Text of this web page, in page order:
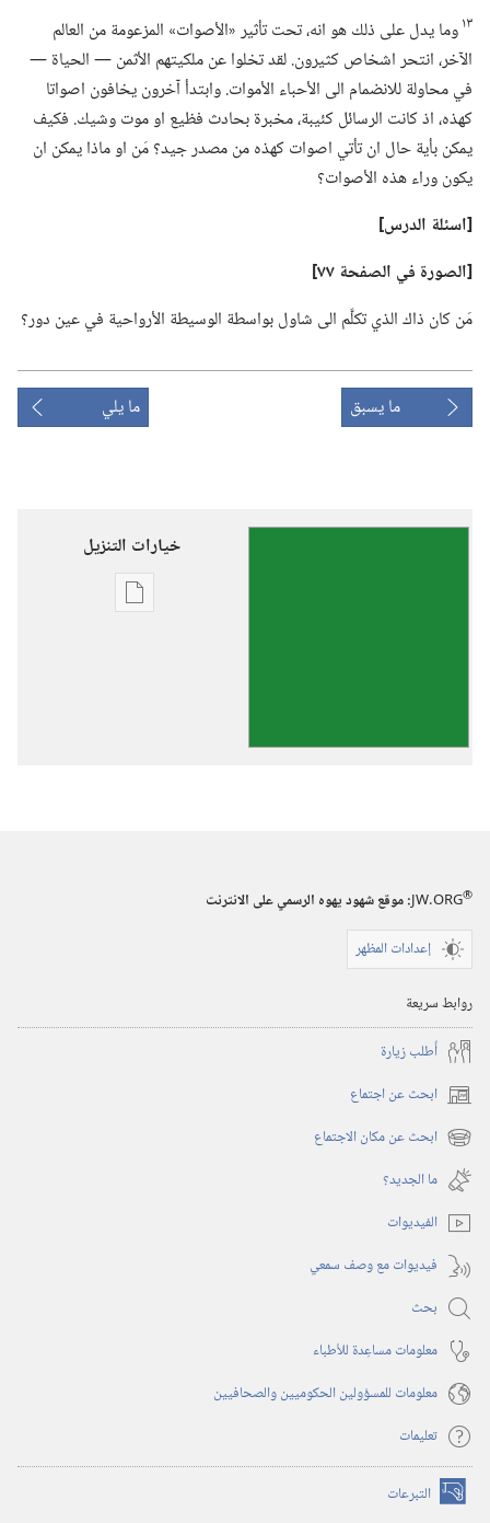
١٣وما يدل على ذلك هو انه،‏ تحت تأثير «الأصوات» المزعومة من العالم
الآخر،‏ انتحر اشخاص كثيرون.‏ لقد تخلوا عن ملكيتهم الأثمن —‏ الحياة —‏
في محاولة للانضمام الى الأحباء الأموات.‏ وابتدأ آخرون يخافون اصواتا
كهذه،‏ اذ كانت الرسائل كئيبة،‏ مخبرة بحادث فظيع او موت وشيك.‏ فكيف
يمكن بأية حال ان تأتي اصوات كهذه من مصدر جيد؟‏ مَن او ماذا يمكن ان
يكون وراء هذه الأصوات؟‏
‏[اسئلة الدرس]‏
‏[الصورة في الصفحة ٧٧]‏
مَن كان ذاك الذي تكلَّم الى شاول بواسطة الوسيطة الأرواحية في عين دور؟‏
ما يسبق ما يلي
خيارات التنزيل
خيارات
JW.ORG®
:‏ موقع شهود يهوه الرسمي على الانترنت
إعدادات المظهر
روابط سريعة
أُطلب زيارة
ابحث عن اجتماع (يفتح
نافذة ابحث عن مكان الاجتماع (يفتح
نافذة
جديدة)
ما الجديد؟‏
الفيديوات
فيديوات مع وصف سمعي
بحث
معلومات مساعِدة للأطباء
معلومات للمسؤولين الحكوميين والصحافيين
تعليمات
التبرعات (يفتح